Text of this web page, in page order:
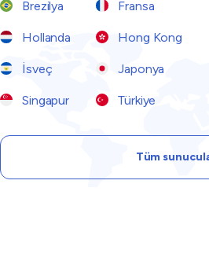
Brezilya Fransa
Hollanda Hong Kong
İsveç Japonya
Singapur Türkiye
Tüm